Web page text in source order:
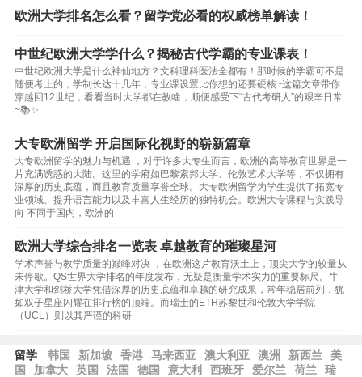
欧洲大学排名怎么看？留学党必看的权威榜单解读！
中世纪欧洲大学学什么？揭秘古代学霸的专业课表！
中世纪欧洲大学是什么神仙地方？文科理科医法全都有！那时候的学霸可不是
随便考上的，学制长达十几年，专业课设置比你想的还要硬核~这篇文章带你
穿越回12世纪，看看当时大学都在教啥，顺便感受下“古代考研人”的艰辛日常
~📚✨
大专欧洲留学 开启国际化视野的崭新篇章
大专欧洲留学的魅力与机遇 ，对于许多大专生而言，欧洲的高等教育世界是一
片充满诱惑的大陆。这里的学府如巴黎索邦大学、伦敦艺术大学等，不仅拥有
深厚的历史底蕴，而且教育质量享誉全球。大专欧洲留学为学生提供了拓宽专
业领域、提升语言能力以及丰富人生经历的独特机会。欧洲大专课程与实践导
向 不同于国内，欧洲的
欧洲大学综合排名一览表 卓越教育的璀璨星河
学术声誉与教学质量的巅峰对决 ，在欧洲这片教育沃土上，顶尖大学的较量从
未停歇。QS世界大学排名的年度发布，无疑是衡量学术实力的重要标尺。牛
津大学和剑桥大学凭借深厚的历史底蕴和卓越的研究成果，常年稳居前列，犹
如双子星座闪耀在排行榜的顶端。而瑞士的ETH苏黎世和伦敦大学学院
（UCL）则以其严谨的科研
留学 韩国 新加坡 香港 马来西亚 澳大利亚 澳洲 新西兰
美
国
加拿大 英国 法国 德国 意大利 西班牙 爱尔兰 荷兰
瑞